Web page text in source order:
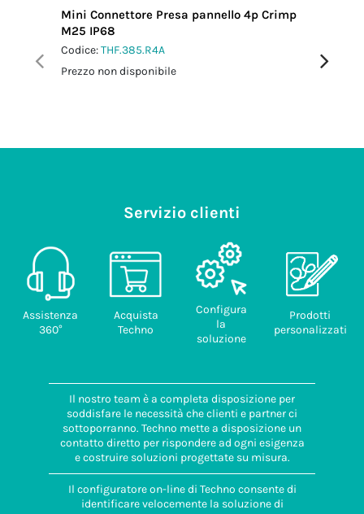
Mini Connettore Presa pannello 4p Crimp
M25 IP68
Codice:THF.385.R4A
Prezzo non disponibile
Prezzo
Servizio clienti
Assistenza
360°
Acquista
Techno
Configura
la
soluzione
Prodotti
personalizzati
Il nostro team è a completa disposizione per
soddisfare le necessità che clienti e partner ci
sottoporranno. Techno mette a disposizione un
contatto diretto per rispondere ad ogni esigenza
e costruire soluzioni progettate su misura.
Il configuratore on-line di Techno consente di
identificare velocemente la soluzione di